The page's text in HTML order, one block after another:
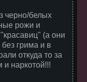
черно/белых
рожи и
(а они
грима и в
откуда то за
и наркотой!!!